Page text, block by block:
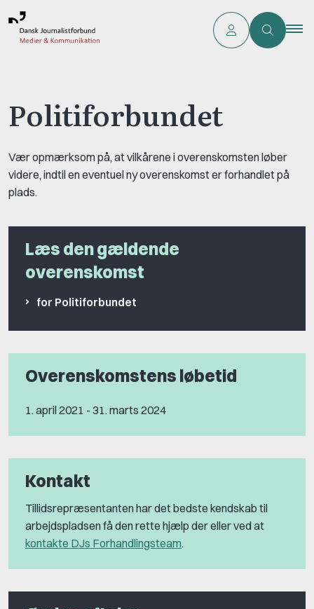
Politiforbundet
Vær opmærksom på, at vilkårene i overenskomsten løber
videre, indtil en eventuel ny overenskomst er forhandlet på
plads.
Læs den gældende
overenskomst
for Politiforbundet
Overenskomstens løbetid
1. april 2021 - 31. marts 2024
Kontakt
Tillidsrepræsentanten har det bedste kendskab til
arbejdspladsen få den rette hjælp der eller ved at
kontakte DJs Forhandlingsteam.